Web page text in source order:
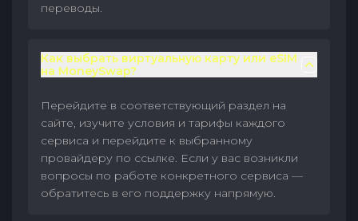
переводы.
Как выбрать виртуальную карту или eSIM
на MoneySwap?
Перейдите в соответствующий раздел на
сайте, изучите условия и тарифы каждого
сервиса и перейдите к выбранному
провайдеру по ссылке. Если у вас возникли
вопросы по работе конкретного сервиса —
обратитесь в его поддержку напрямую.